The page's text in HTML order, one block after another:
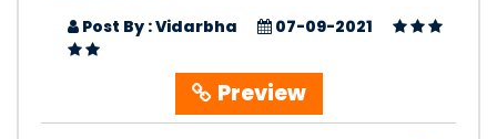
Post By : Vidarbha
07-09-2021
Preview